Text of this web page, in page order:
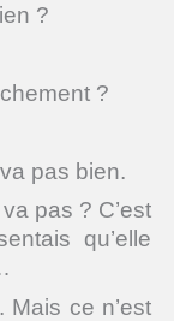
?
?
pas bien.
pas ? C’est
qu’elle
Mais ce n’est